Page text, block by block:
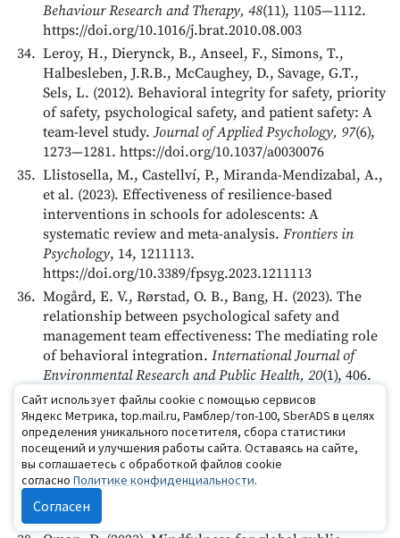
Behaviour Research and Therapy, 48(11), 1105—1112.
https://doi.org/10.1016/j.brat.2010.08.003
Leroy, H., Dierynck, B., Anseel, F., Simons, T.,
Halbesleben, J.R.B., McCaughey, D., Savage, G.T.,
Sels, L. (2012). Behavioral integrity for safety, priority
of safety, psychological safety, and patient safety: A
team-level study.Journal of Applied Psychology, 97(6),
1273—1281. https://doi.org/10.1037/a0030076
Llistosella, M., Castellví, P., Miranda-Mendizabal, A.,
et al. (2023). Effectiveness of resilience-based
interventions in schools for adolescents: A
systematic review and meta-analysis. Frontiers in
Psychology, 14, 1211113.
https://doi.org/10.3389/fpsyg.2023.1211113
Mogård, E. V., Rørstad, O. B., Bang, H. (2023). The
relationship between psychological safety and
management team effectiveness: The mediating role
of behavioral integration. International Journal of
Environmental Research and Public Health, 20(1), 406.
https://doi.org/10.3390/ijerph20010406
Nahrgang, J.D., Morgeson, F.P., Hofmann, D.A.
(2011). Safety at work: A meta-analytic investigation
of the link between job demands, job resources,
burnout, engagement, and safety outcomes.
of Applied Psychology, 96
https://doi.org/10.1037/a0021484
Сайт использует файлы cookie с помощью сервисов
Яндекс Метрика, top.mail.ru, Рамблер/топ-100, SberADS в целях
определения уникального посетителя, сбора статистики
посещений и улучшения работы сайта. Оставаясь на сайте,
вы соглашаетесь с обработкой файлов cookie
согласно Политике конфиденциальности.
Согласен